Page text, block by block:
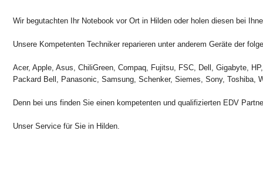
Wir begutachten Ihr Notebook vor Ort in Hilden oder holen diesen bei
Unsere Kompetenten Techniker reparieren unter anderem Geräte der
Acer, Apple, Asus, ChiliGreen, Compaq, Fujitsu, FSC, Dell, Gigabyte,
Packard Bell, Panasonic, Samsung, Schenker, Siemes, Sony, Toshiba,
Denn bei uns finden Sie einen kompetenten und qualifizierten EDV
Unser Service für Sie in Hilden.